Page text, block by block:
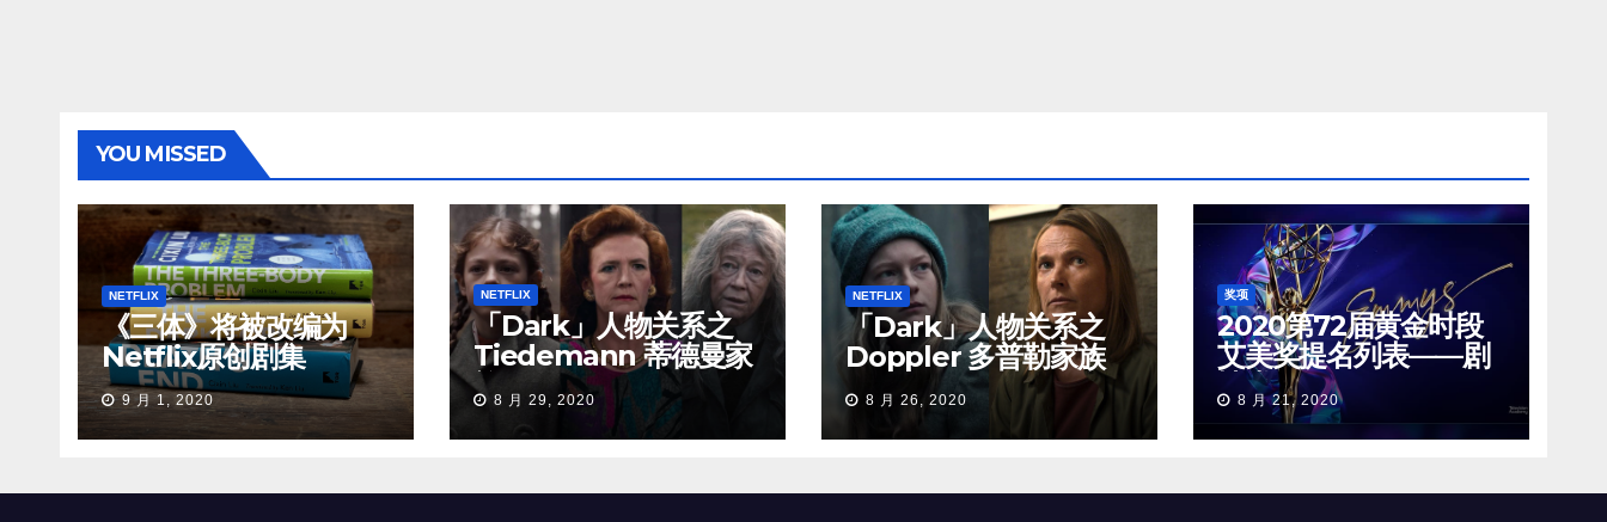
YOU MISSED
NETFLIX
《三体》将被改编为
Netflix原创剧集
9 月 1, 2020
NETFLIX
「Dark」人物关系之
Tiedemann 蒂德曼家
族8 月 29, 2020
NETFLIX
「Dark」人物关系之
Doppler 多普勒家族
8 月 26, 2020
奖项
2020第72届黄金时段
艾美奖提名列表——剧
情类
8 月 21, 2020